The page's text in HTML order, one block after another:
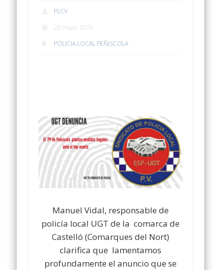
PLCV
23 mayo, 2019
POLICIA LOCAL PEÑISCOLA
Manuel Vidal, responsable de
policía local UGT de la comarca de
Castelló (Comarques del Nort)
clarifica que lamentamos
profundamente el anuncio que se